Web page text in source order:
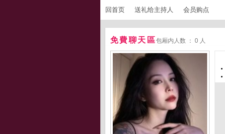
回首页 送礼给主持人 会员购点
免費聊天區包厢内人数 ： 0 人